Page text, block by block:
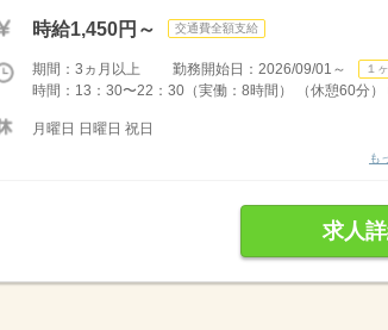
時給1,450円～ 交通費全額支給
期間：3ヵ月以上 勤務開始日：2026/09/01～ １
時間：13：30〜22：30（実働：8時間） （休憩60分
月曜日 日曜日 祝日
も
求人